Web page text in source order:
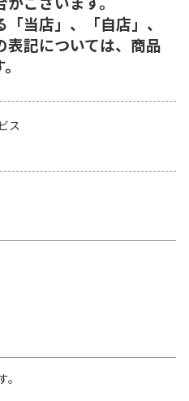
当店」、「自店」、
表記については、商品
ス